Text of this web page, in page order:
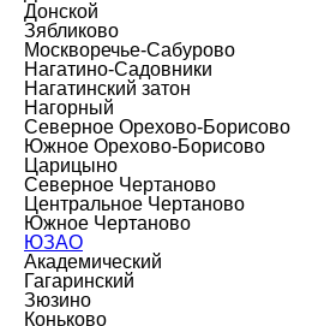
Донской
Зябликово
Москворечье-Сабурово
Нагатино-Садовники
Нагатинский затон
Нагорный
Северное Орехово-Борисово
Южное Орехово-Борисово
Царицыно
Северное Чертаново
Центральное Чертаново
Южное Чертаново
ЮЗАО
Академический
Гагаринский
Зюзино
Коньково